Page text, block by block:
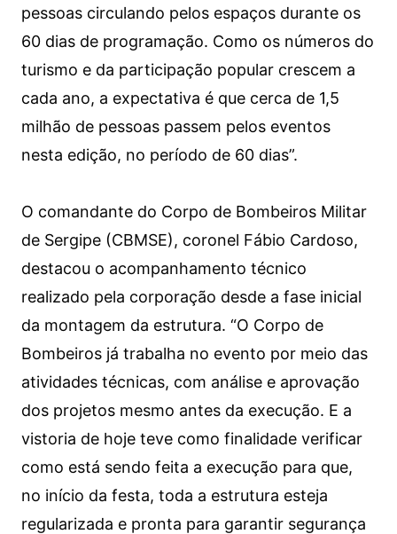
pessoas circulando pelos espaços durante os
60 dias de programação. Como os números do
turismo e da participação popular crescem a
cada ano, a expectativa é que cerca de 1,5
milhão de pessoas passem pelos eventos
nesta edição, no período de 60 dias”.
O comandante do Corpo de Bombeiros Militar
de Sergipe (CBMSE), coronel Fábio Cardoso,
destacou o acompanhamento técnico
realizado pela corporação desde a fase inicial
da montagem da estrutura. “O Corpo de
Bombeiros já trabalha no evento por meio das
atividades técnicas, com análise e aprovação
dos projetos mesmo antes da execução. E a
vistoria de hoje teve como finalidade verificar
como está sendo feita a execução para que,
no início da festa, toda a estrutura esteja
regularizada e pronta para garantir segurança